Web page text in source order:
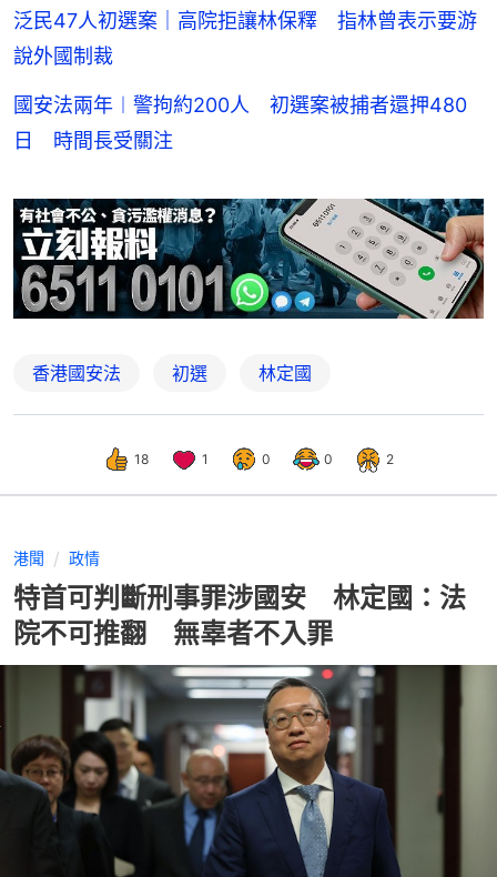
泛民47人初選案｜高院拒讓林保釋 指林曾表示要游
說外國制裁
國安法兩年︱警拘約200人 初選案被捕者還押480
日 時間長受關注
香港國安法 初選 林定國
18 1 0 0 2
港聞 政情
特首可判斷刑事罪涉國安 林定國：法
院不可推翻 無辜者不入罪